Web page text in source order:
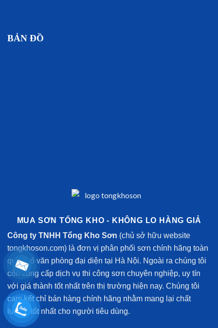
BẢN ĐỒ
MUA SƠN TỔNG KHO - KHÔNG LO HÀNG GIẢ
Công ty TNHH Tổng Kho Sơn (chủ sở hữu website
tongkhoson.com) là đơn vị phân phối sơn chính hãng toàn
quốc có văn phòng đại diện tại Hà Nội. Ngoài ra chúng tôi
còn cung cấp dịch vụ thi công sơn chuyên nghiệp, uy tín
với giá thành tốt nhất trên thị trường hiện nay. Chúng tôi
cam kết chỉ bán hàng chính hãng nhằm mang lại chất
lượng tốt nhất cho người tiêu dùng.